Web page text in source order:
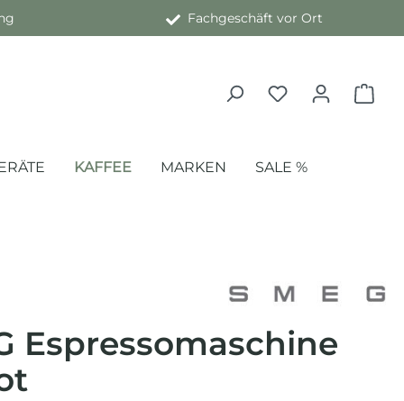
Fachgeschäft vor Ort
KAFFEE MARKEN SALE %
Espressomaschine